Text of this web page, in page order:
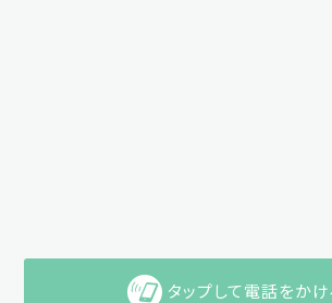
タップして電話をかけ